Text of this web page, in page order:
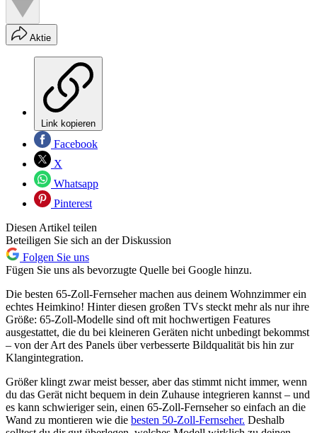
Aktie
Link kopieren
Facebook
X
Whatsapp
Pinterest
Diesen Artikel teilen
Beteiligen Sie sich an der Diskussion
Folgen Sie uns
Fügen Sie uns als bevorzugte Quelle bei Google hinzu.
Die besten 65-Zoll-Fernseher machen aus deinem Wohnzimmer ein
echtes Heimkino! Hinter diesen großen TVs steckt mehr als nur ihre
Größe: 65-Zoll-Modelle sind oft mit hochwertigen Features
ausgestattet, die du bei kleineren Geräten nicht unbedingt bekommst
– von der Art des Panels über verbesserte Bildqualität bis hin zur
Klangintegration.
Größer klingt zwar meist besser, aber das stimmt nicht immer, wenn
du das Gerät nicht bequem in dein Zuhause integrieren kannst – und
es kann schwieriger sein, einen 65-Zoll-Fernseher so einfach an die
Wand zu montieren wie die besten 50-Zoll-Fernseher. Deshalb